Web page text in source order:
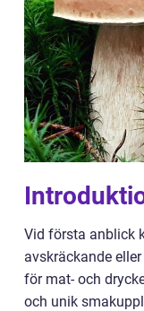
Vid första anblick
avskräckande
för mat- och
och unik